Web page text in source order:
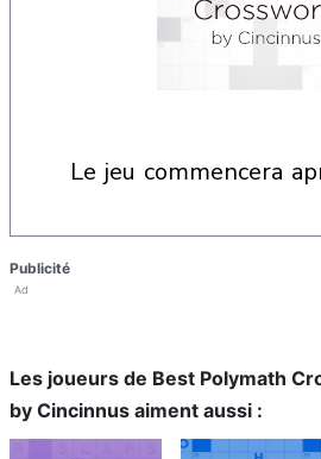
le jeu commencera
Publicité
Ad
Les joueurs de Best Polymath
by Cincinnus aiment aussi :